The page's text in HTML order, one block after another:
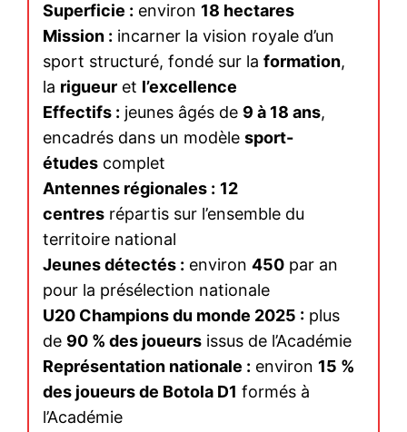
Superficie : environ 18 hectares
Mission : incarner la vision royale d’un
sport structuré, fondé sur la formation,
la rigueur et l’excellence
Effectifs : jeunes âgés de 9 à 18 ans,
encadrés dans un modèle sport-
études complet
Antennes régionales : 12
centres répartis sur l’ensemble du
territoire national
Jeunes détectés : environ 450 par an
pour la présélection nationale
U20 Champions du monde 2025 : plus
de 90 % des joueurs issus de l’Académie
Représentation nationale : environ 15 %
des joueurs de Botola D1 formés à
l’Académie